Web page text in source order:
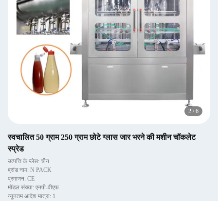
2 / 6
स्वचालित 50 ग्राम 250 ग्राम छोटे ग्लास जार भरने की मशीन चॉकलेट
स्प्रेड
उत्पत्ति के प्लेस: चीन
ब्रांड नाम: N PACK
प्रमाणन: CE
मॉडल संख्या: एनपी-वीएफ
न्यूनतम आदेश मात्रा: 1